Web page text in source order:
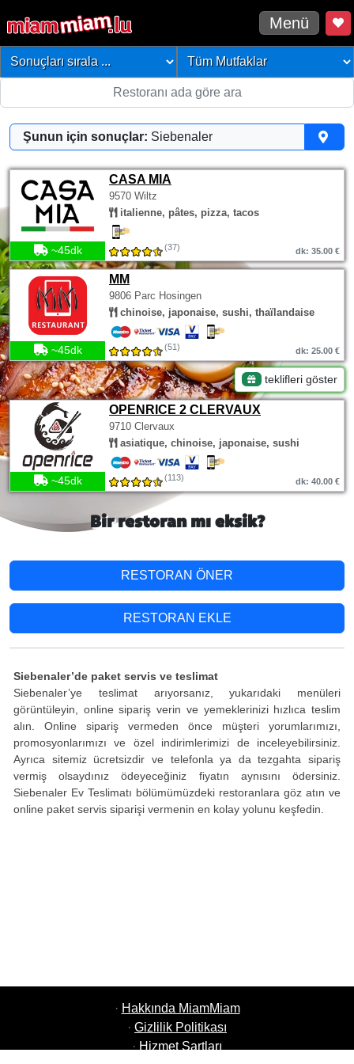
Menü
Şunun için sonuçlar: Siebenaler
CASA MIA
9570 Wiltz
italienne, pâtes, pizza, tacos
~45dk (37) dk: 35.00 €
MM
9806 Parc Hosingen
chinoise, japonaise, sushi, thaïlandaise
~45dk (51) dk: 25.00 €
teklifleri göster
OPENRICE 2 CLERVAUX
9710 Clervaux
asiatique, chinoise, japonaise, sushi
~45dk (113) dk: 40.00 €
Bir restoran mı eksik?
RESTORAN ÖNER
RESTORAN EKLE
Siebenaler’de paket servis ve teslimat
Siebenaler’ye teslimat arıyorsanız, yukarıdaki menüleri
görüntüleyin, online sipariş verin ve yemeklerinizi hızlıca teslim
alın. Online sipariş vermeden önce müşteri yorumlarımızı,
promosyonlarımızı ve özel indirimlerimizi de inceleyebilirsiniz.
Ayrıca sitemiz ücretsizdir ve telefonla ya da tezgahta sipariş
vermiş olsaydınız ödeyeceğiniz fiyatın aynısını ödersiniz.
Siebenaler Ev Teslimatı bölümümüzdeki restoranlara göz atın ve
online paket servis siparişi vermenin en kolay yolunu keşfedin.
· Hakkında MiamMiam
· Gizlilik Politikası
· Hizmet Şartları